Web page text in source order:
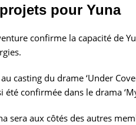
pour Yuna
confirme la capacité de
au casting du drame ‘Under
été confirmée dans le drama
sera aux côtés des autres